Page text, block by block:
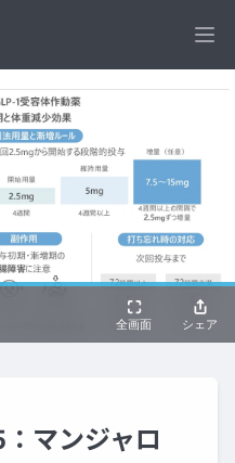
マンジャロ